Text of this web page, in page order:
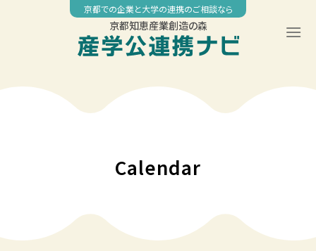
京都での企業と大学の連携のご相談なら
京都知恵産業創造の森
Calendar